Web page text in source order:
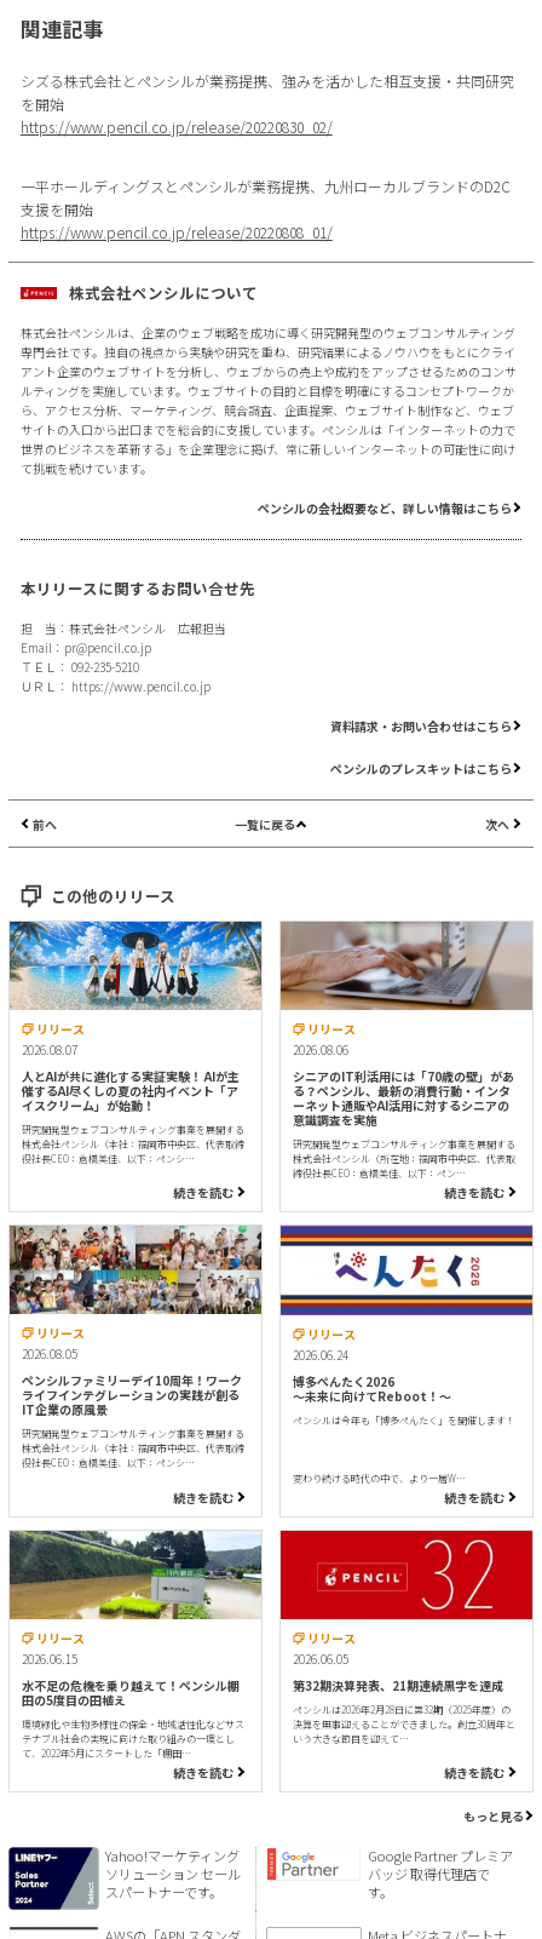
関連記事
シズる株式会社とペンシルが業務提携、強みを活かした相互支援・共同研究
を開始
https://www.pencil.co.jp/release/20220830_02/
一平ホールディングスとペンシルが業務提携、九州ローカルブランドのD2C
支援を開始
https://www.pencil.co.jp/release/20220808_01/
株式会社ペンシルについて
株式会社ペンシルは、企業のウェブ戦略を成功に導く研究開発型のウェブコンサルティング
専門会社です。独自の視点から実験や研究を重ね、研究結果によるノウハウをもとにクライ
アント企業のウェブサイトを分析し、ウェブからの売上や成約をアップさせるためのコンサ
ルティングを実施しています。ウェブサイトの目的と目標を明確にするコンセプトワークか
ら、アクセス分析、マーケティング、競合調査、企画提案、ウェブサイト制作など、ウェブ
サイトの入口から出口までを総合的に支援しています。ペンシルは「インターネットの力で
世界のビジネスを革新する」を企業理念に掲げ、常に新しいインターネットの可能性に向け
て挑戦を続けています。
ペンシルの会社概要など、詳しい情報はこちら
本リリースに関するお問い合せ先
担 当：株式会社ペンシル 広報担当
Email： pr@pencil.co.jp
ＴＥＬ： 092-235-5210
ＵＲＬ： https://www.pencil.co.jp
資料請求・お問い合わせはこちら
ペンシルのプレスキットはこちら
前へ 一覧に戻る 次へ
この他のリリース
リリース
2026.08.07
人とAIが共に進化する実証実験！ AIが主
催するAI尽くしの夏の社内イベント「ア
イスクリーム」が始動！
研究開発型ウェブコンサルティング事業を展開する
株式会社ペンシル（本社：福岡市中央区、代表取締
役社長CEO：倉橋美佳、以下：ペンシ…
続きを読む
リリース
2026.08.06
シニアのIT利活用には「70歳の壁」があ
る？ペンシル、最新の消費行動・インタ
ーネット通販やAI活用に対するシニアの
意識調査を実施
研究開発型ウェブコンサルティング事業を展開する
株式会社ペンシル（所在地：福岡市中央区、代表取
締役社長CEO：倉橋美佳、以下：ペン…
続きを読む
リリース
2026.08.05
ペンシルファミリーデイ10周年！ワーク
ライフインテグレーションの実践が創る
IT企業の原風景
研究開発型ウェブコンサルティング事業を展開する
株式会社ペンシル（本社：福岡市中央区、代表取締
役社長CEO：倉橋美佳、以下：ペンシ…
続きを読む
リリース
2026.06.24
博多ぺんたく2026
〜未来に向けてReboot！〜
ペンシルは今年も「博多ぺんたく」を開催します！
変わり続ける時代の中で、より一層W…
続きを読む
リリース
2026.06.15
水不足の危機を乗り越えて！ペンシル棚
田の5度目の田植え
環境緑化や生物多様性の保全・地域活性化などサス
テナブル社会の実現に向けた取り組みの一環とし
て、2022年5月にスタートした「棚田…
続きを読む
リリース
2026.06.05
第32期決算発表、21期連続黒字を達成
ペンシルは2026年2月28日に第32期（2025年度）の
決算を無事迎えることができました。創立30周年と
いう大きな節目を迎えて…
続きを読む
もっと見る
Yahoo!マーケティング
ソリューション セール
スパートナーです。
Google Partner プレミア
バッジ 取得代理店で
す。